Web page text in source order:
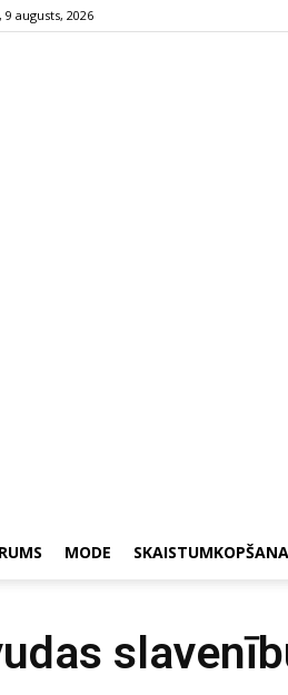
augusts, 2026
MODE SKAISTUMKOPŠANA